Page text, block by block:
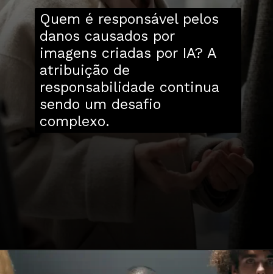
Quem é responsável pelos
danos causados por
imagens criadas por IA? A
atribuição de
responsabilidade continua
sendo um desafio
complexo.